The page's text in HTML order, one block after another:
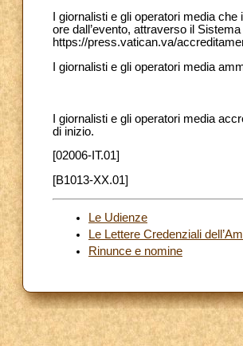
I giornalisti e gli operatori media
ore dall’evento, attraverso il
https://press.vatican.va/
I giornalisti e gli operatori media
I giornalisti e gli operatori media
di inizio.
[02006-IT.01]
[B1013-XX.01]
Le Udienze
Le Lettere Credenziali
Rinunce e nomine